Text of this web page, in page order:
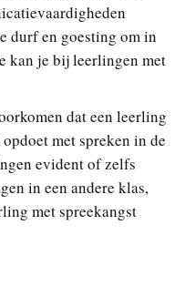
durf en goesting om in
kan je bij leerlingen met
dat een leerling
opdoet met spreken in de
evident of zelfs
in een andere klas,
met spreekangst